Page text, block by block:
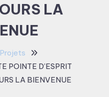
LA
Projets
POINTE D’ESPRIT
LA BIENVENUE